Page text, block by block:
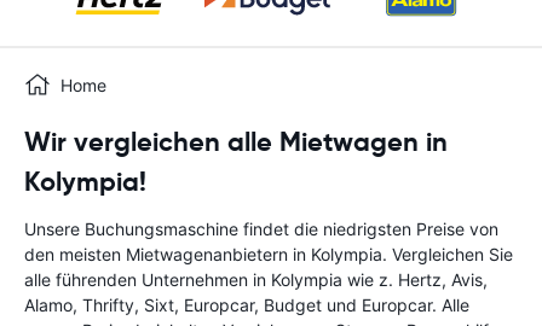
Home
Wir vergleichen alle Mietwagen in
Kolympia!
Unsere Buchungsmaschine findet die niedrigsten Preise von
den meisten Mietwagenanbietern in Kolympia. Vergleichen Sie
alle führenden Unternehmen in Kolympia wie z. Hertz, Avis,
Alamo, Thrifty, Sixt, Europcar, Budget und Europcar. Alle